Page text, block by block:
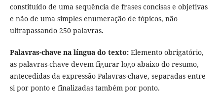
constituído de uma sequência de frases concisas e objetivas
e não de uma simples enumeração de tópicos, não
ultrapassando 250 palavras.
Palavras-chave na língua do texto: Elemento obrigatório,
as palavras-chave devem figurar logo abaixo do resumo,
antecedidas da expressão Palavras-chave, separadas entre
si por ponto e finalizadas também por ponto.